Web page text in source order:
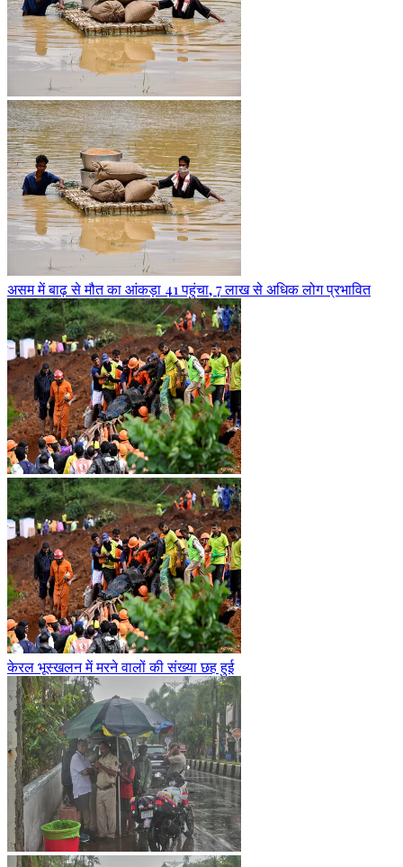
असम में बाढ़ से मौत का आंकड़ा 41 पहुंचा, 7 लाख से अधिक लोग प्रभावित
केरल भूस्खलन में मरने वालों की संख्या छह हुई